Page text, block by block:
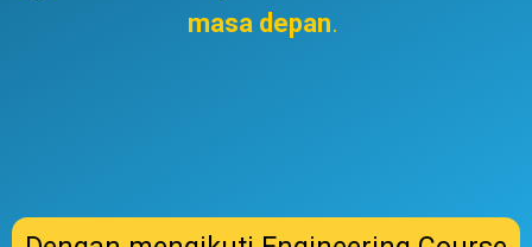
masa depan.